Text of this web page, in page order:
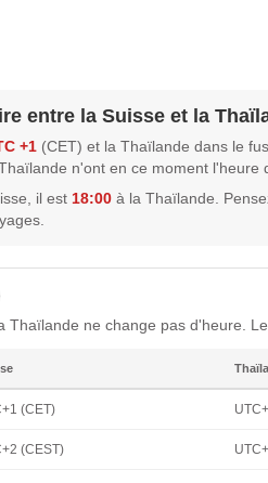
entre la Suisse et la
+1 (CET) et la Thaïlande dans le
n'ont en ce moment l'heure
il est 18:00 à la Thaïlande.
ne change pas d'heure.
(CET)
(CEST)